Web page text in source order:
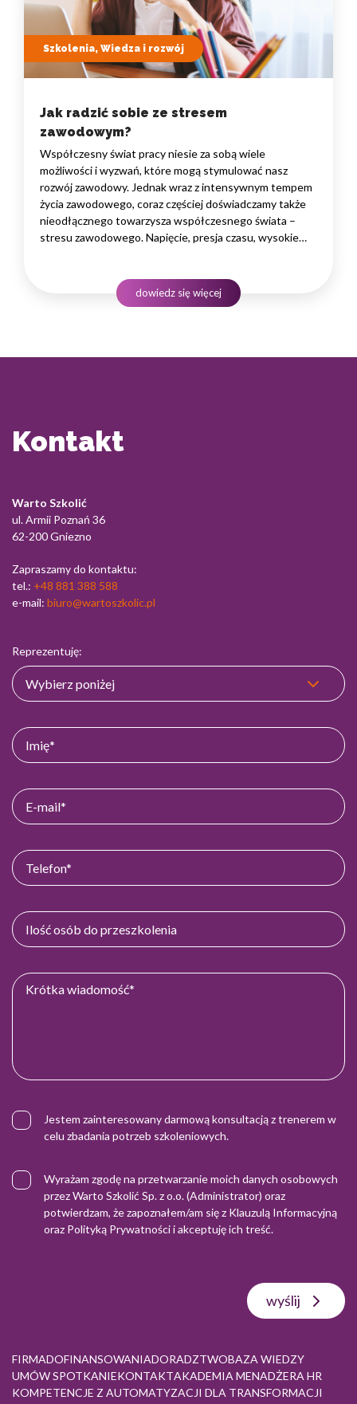
Szkolenia, Wiedza i rozwój
Jak radzić sobie ze stresem
zawodowym?
Współczesny świat pracy niesie za sobą wiele
możliwości i wyzwań, które mogą stymulować nasz
rozwój zawodowy. Jednak wraz z intensywnym tempem
życia zawodowego, coraz częściej doświadczamy także
nieodłącznego towarzysza współczesnego świata –
stresu zawodowego. Napięcie, presja czasu, wysokie
wpływają na naszą zdolność do efektywnego działania…
dowiedz się więcej
Kontakt
Warto Szkolić
ul. Armii Poznań 36
62-200 Gniezno
Zapraszamy do kontaktu:
tel.: +48 881 388 588
e-mail: biuro@wartoszkolic.pl
Reprezentuję:
Jestem zainteresowany darmową konsultacją z trenerem w
celu zbadania potrzeb szkoleniowych.
Wyrażam zgodę na przetwarzanie moich danych osobowych
przez Warto Szkolić Sp. z o.o. (Administrator) oraz
potwierdzam, że zapoznałem/am się z Klauzulą Informacyjną
oraz Polityką Prywatnościi akceptuję ich treść.
wyślij
FIRMADOFINANSOWANIADORADZTWOBAZA WIEDZY
UMÓW SPOTKANIEKONTAKTAKADEMIA MENADŻERA HR
KOMPETENCJE Z AUTOMATYZACJI DLA TRANSFORMACJI